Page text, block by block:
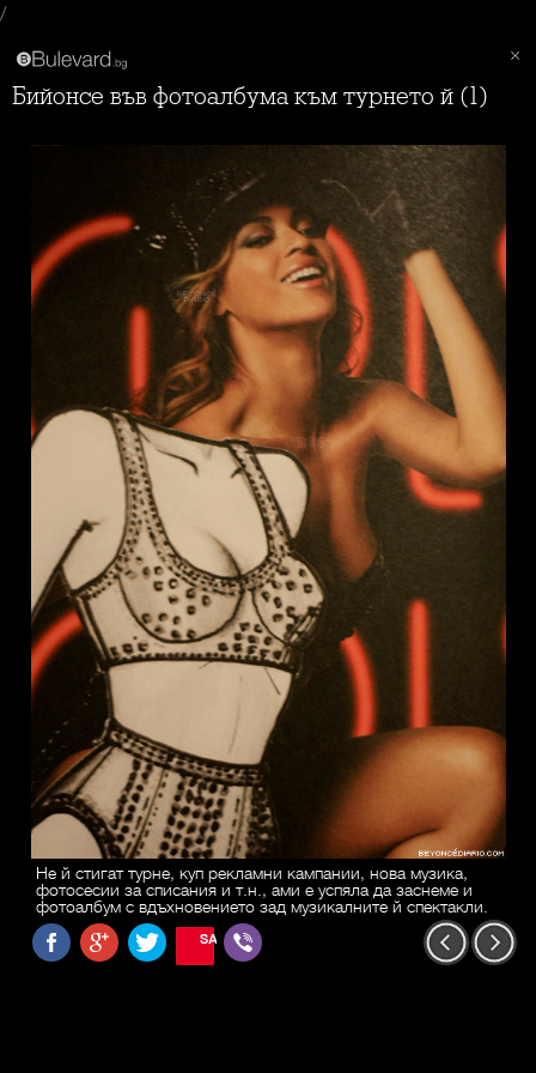
/
Бийонсе във фотоалбума към турнето й (1)
Не й стигат турне, куп рекламни кампании, нова музика,
фотосесии за списания и т.н., ами е успяла да заснеме и
фотоалбум с вдъхновението зад музикалните й спектакли.
SAVE